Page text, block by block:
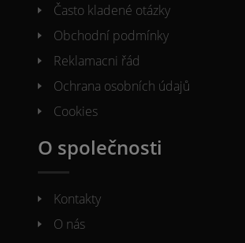
Často kladené otázky
Obchodní podmínky
Reklamacni řád
Ochrana osobních údajů
Cookies
O společnosti
Kontakty
O nás